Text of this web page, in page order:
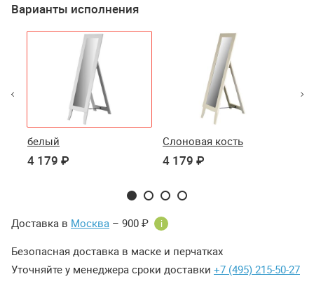
Варианты исполнения
белый
4 179 ₽
Слоновая кость
4 179 ₽
Доставка в Москва – 900 ₽ i
Безопасная доставка в маске и перчатках
Уточняйте у менеджера сроки доставки +7 (495) 215-50-27